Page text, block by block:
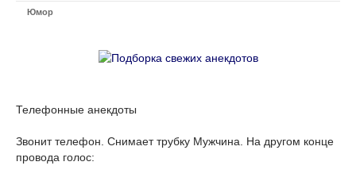
Юмор
Телефонные анекдоты
Звонит телефон. Снимает трубку Мужчина. На другом конце
провода голос: